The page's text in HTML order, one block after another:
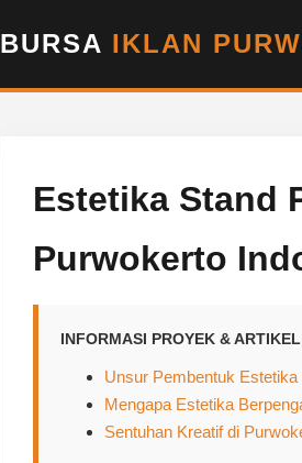
BURSA IKLAN
Estetika Stand
Purwokerto
INFORMASI PROYEK &
Unsur Pembentuk Estetika
Mengapa Estetika
Sentuhan Kreatif di